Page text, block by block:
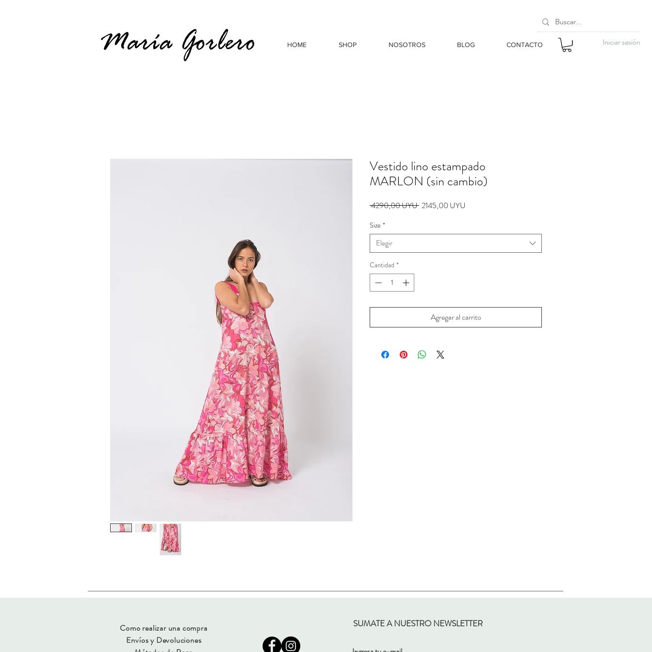
HOME SHOP NOSOTROS BLOG CONTACTO Iniciar sesión
Vestido lino estampado
MARLON (sin cambio)
4290,00 UYU Precio
2145,00 UYU
Size *
Elegir
Cantidad *
Agregar al carrito
Como realizar una compra
Envíos y Devoluciones
SUMATE A NUESTRO NEWSLETTER